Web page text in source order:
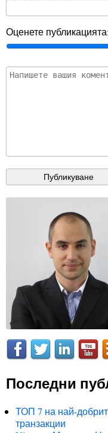
Оценете публикацията:
Последни
ТОП 7 на най-
транзакции